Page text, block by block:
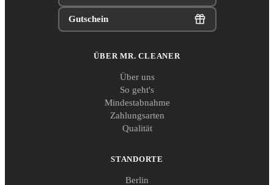
Gutschein
ÜBER MR. CLEANER
Über uns
So geht's
Mindestabnahme
Zahlungsarten
Qualität
STANDORTE
Berlin